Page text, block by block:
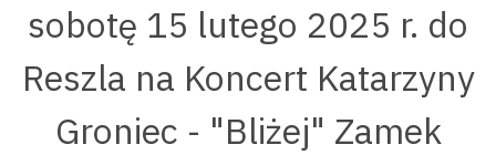
sobotę 15 lutego 2025 r. do
Reszla na Koncert Katarzyny
Groniec - "Bliżej" Zamek